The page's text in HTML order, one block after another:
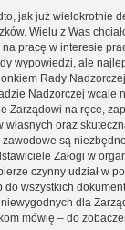
jak już wielokrotnie
Wielu z Was
pracę w interesie
wypowiedzi, ale
Rady
Nadzorczej wcale
Zarządowi na ręce,
oraz
są
Załogi w
czynny udział w
wszystkich
dla
mówię – do